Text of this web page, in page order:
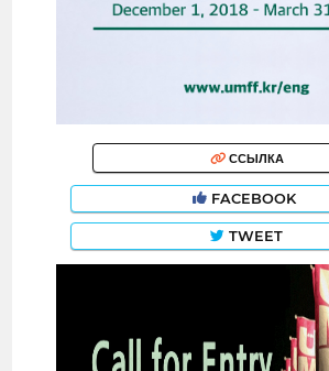
ССЫЛКА
FACEBOOK
TWEET